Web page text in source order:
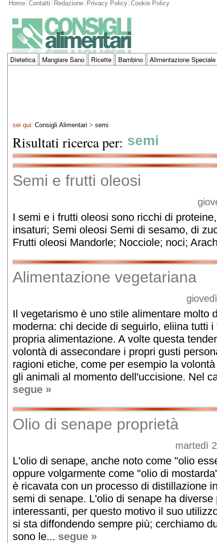
Home Contatti Redazione Privacy Policy Cookie Policy
Dietetica Mangiare Sano Ricette Bambino Alimentazione Speciale
sei qui: Consigli Alimentari > semi
Risultati ricerca per: semi
Semi e frutti oleosi
I semi e i frutti oleosi sono ricchi di
insaturi; Semi oleosi Semi di sesamo, di
Frutti oleosi Mandorle; Nocciole; noci;
Alimentazione vegetariana
Il vegetarismo è uno stile alimentare molto
moderna: chi decide di seguirlo, eliina tutti
propria alimentazione. A volte questa
volontà di assecondare i propri gusti
ragioni etiche, come per esempio la
gli animali al momento dell'uccisione. Nel
segue »
Olio di senape proprietà
martedì
L'olio di senape, anche noto come "olio
oppure volgarmente come "olio di
è ricavata con un processo di distillazione
semi di senape. L'olio di senape ha diverse
interessanti, per questo motivo il suo
si sta diffondendo sempre più; cerchiamo
sono le... segue »